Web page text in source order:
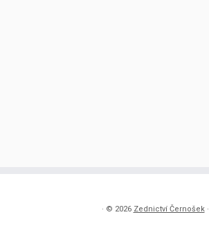
· © 2026 Zednictví Černošek·